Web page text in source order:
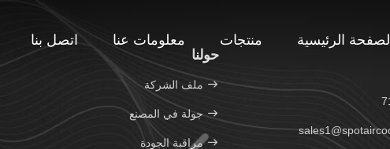
الصفحة الرئيسية منتجات معلومات عنا اتصل بنا
حولنا
ملف الشركة
جولة في المصنع
مراقبة الجودة